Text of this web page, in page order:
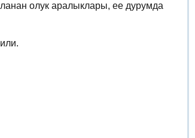
олук аралыклары, ее дурумда